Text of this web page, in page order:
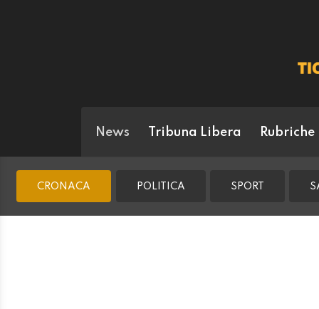
News Tribuna Libera Rubriche
CRONACA POLITICA SPORT